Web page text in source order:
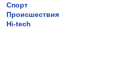
Спорт
Происшествия
Hi-tech